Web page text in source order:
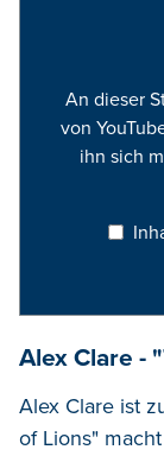
An dieser
von
ihn sich
Alex Clare -
Alex Clare ist
of Lions"